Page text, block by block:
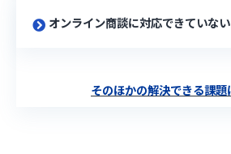
オンライン商談に対応できていない
そのほかの解決できる課題